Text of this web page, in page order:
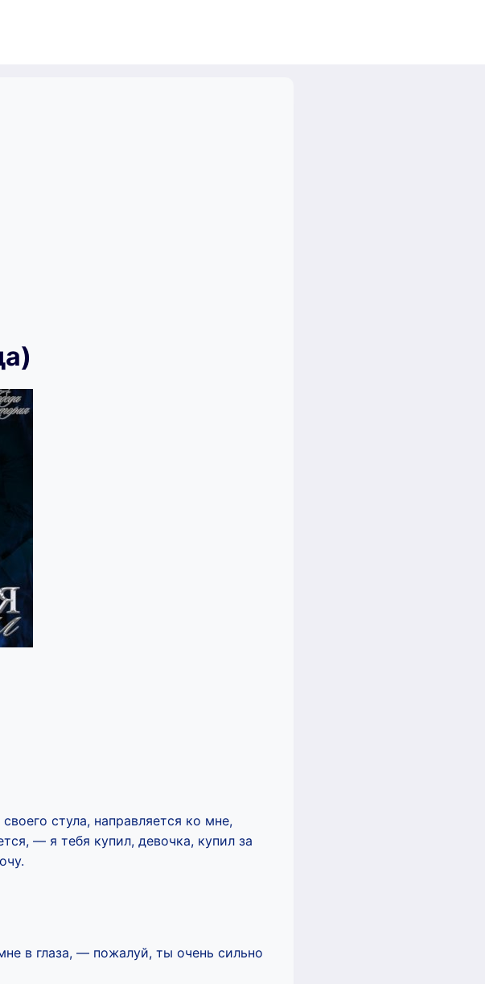
стула, направляется ко мне,
— я тебя купил, девочка, купил за
в глаза, — пожалуй, ты очень сильно